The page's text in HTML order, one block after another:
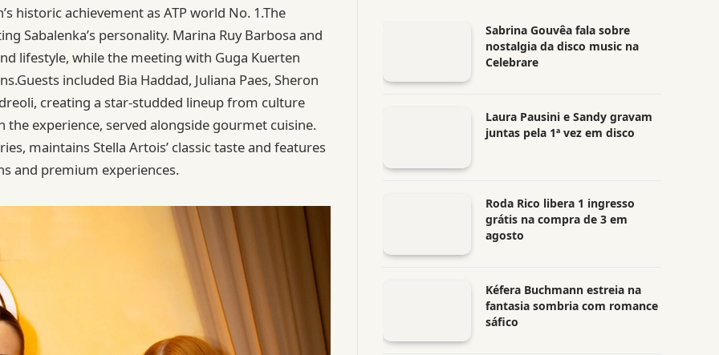
historic achievement as ATP world No. 1.The
Sabalenka’s personality. Marina Ruy Barbosa and
lifestyle, while the meeting with Guga Kuerten
included Bia Haddad, Juliana Paes, Sheron
creating a star-studded lineup from culture
the experience, served alongside gourmet cuisine.
maintains Stella Artois’ classic taste and features
and premium experiences.
Sabrina Gouvêa fala sobre
nostalgia da disco music na
Celebrare
Laura Pausini e Sandy gravam
juntas pela 1ª vez em disco
Roda Rico libera 1 ingresso
grátis na compra de 3 em
agosto
Kéfera Buchmann estreia na
fantasia sombria com romance
sáfico